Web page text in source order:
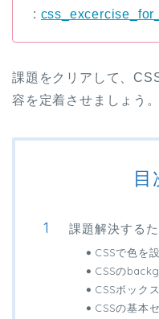
:
課題をクリアして、
容を定着させましょう。
目
課題解決する
CSSで色を
CSSの
CSSボック
CSSの基本